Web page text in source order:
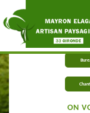
ON